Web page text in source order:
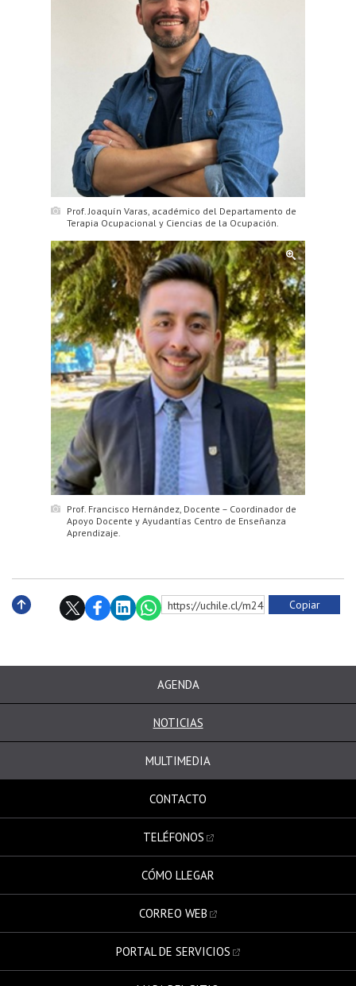
Prof. Joaquín Varas, académico del Departamento de
Terapia Ocupacional y Ciencias de la Ocupación.
Prof. Francisco Hernández, Docente – Coordinador de
Apoyo Docente y Ayudantías Centro de Enseñanza
Aprendizaje.
https://uchile.cl/m240223 Copiar
AGENDA
NOTICIAS
MULTIMEDIA
CONTACTO
TELÉFONOS
CÓMO LLEGAR
CORREO WEB
PORTAL DE SERVICIOS